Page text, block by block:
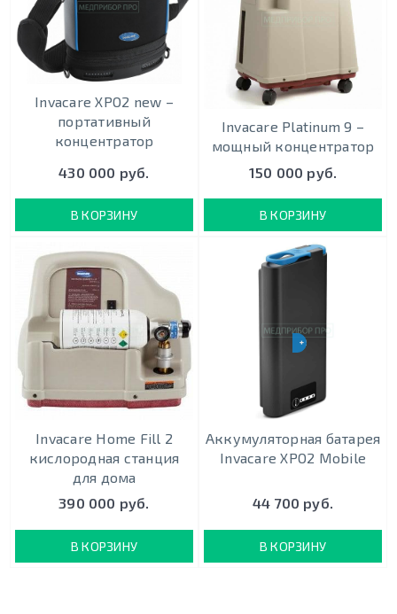
Invacare XPO2 new –
портативный
концентратор
430 000 руб.
В КОРЗИНУ
Invacare Platinum 9 –
мощный концентратор
150 000 руб.
В КОРЗИНУ
Invacare Home Fill 2
кислородная станция
для дома
390 000 руб.
В КОРЗИНУ
+ 5 ЧАСОВ РАБОТЫ
Аккумуляторная батарея
Invacare XPO2 Mobile
44 700 руб.
В КОРЗИНУ